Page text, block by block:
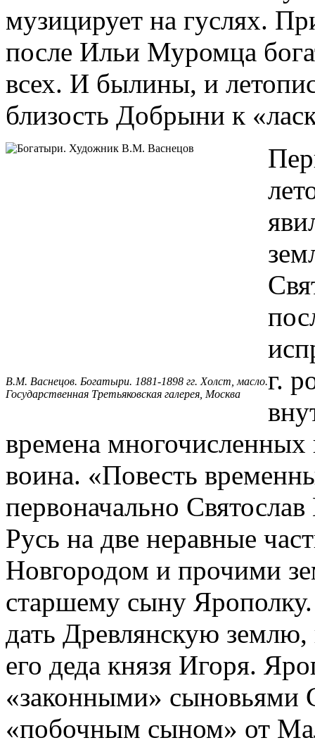
музицирует на гуслях.
после Ильи Муромца
всех. И былины, и
близость Добрыни к
В.М. Васнецов. Богатыри. 1881-1898 гг. Холст, масло.
Государственная Третьяковская галерея, Москва
г.
времена многочисленных
воина. «Повесть
первоначально
Русь на две неравные
Новгородом и прочими
старшему сыну
дать Древлянскую
его деда князя Игоря.
«законными» сыновьями
«побочным сыном» от